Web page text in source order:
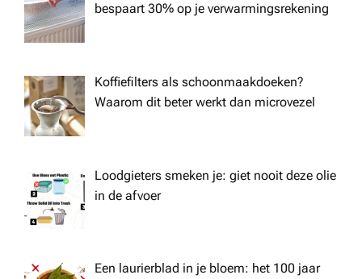
bespaart 30% op je verwarmingsrekening
Koffiefilters als schoonmaakdoeken?
Waarom dit beter werkt dan microvezel
Loodgieters smeken je: giet nooit deze olie
in de afvoer
Een laurierblad in je bloem: het 100 jaar